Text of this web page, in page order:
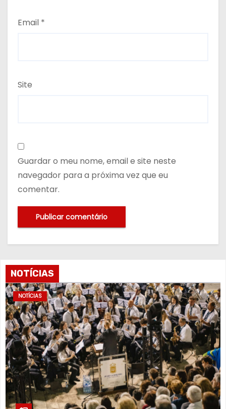
Email *
Site
Guardar o meu nome, email e site neste
navegador para a próxima vez que eu
comentar.
NOTÍCIAS
NOTÍCIAS